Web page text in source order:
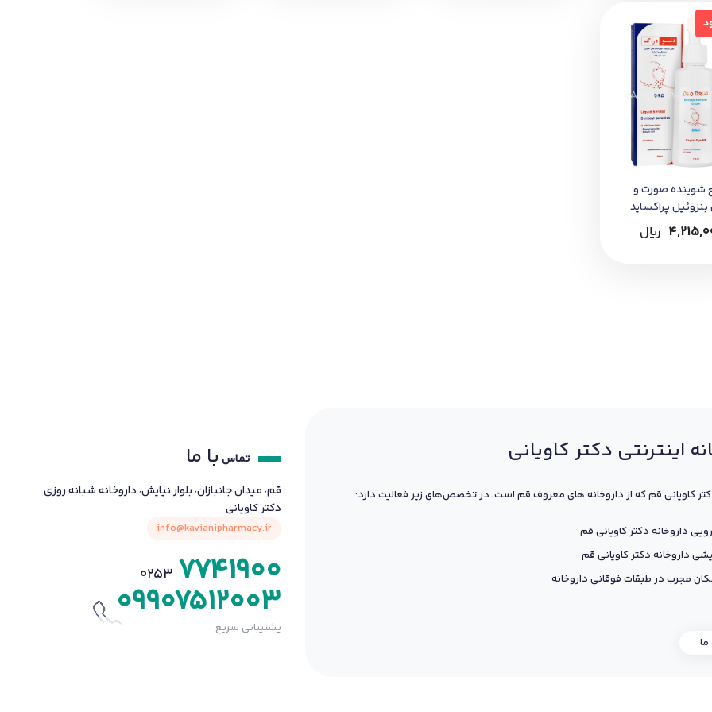
شوینده صورت و
پراکساید
﷼
اینترنتی دکتر کاویانی
کاویانی قم که از داروخانه های معروف قم است، در تخصص‌های زیر فعالیت دارد:
داروخانه دکتر کاویانی قم
داروخانه دکتر کاویانی قم
مجرب در طبقات فوقانی داروخانه
ما
تماس با ما
قم، میدان جانبازان، بلوار نیایش، داروخانه شبانه روزی
دکتر کاویانی
info@kavianipharmacy.ir
0253 7741900
09907512003
پشتیبانی سریع